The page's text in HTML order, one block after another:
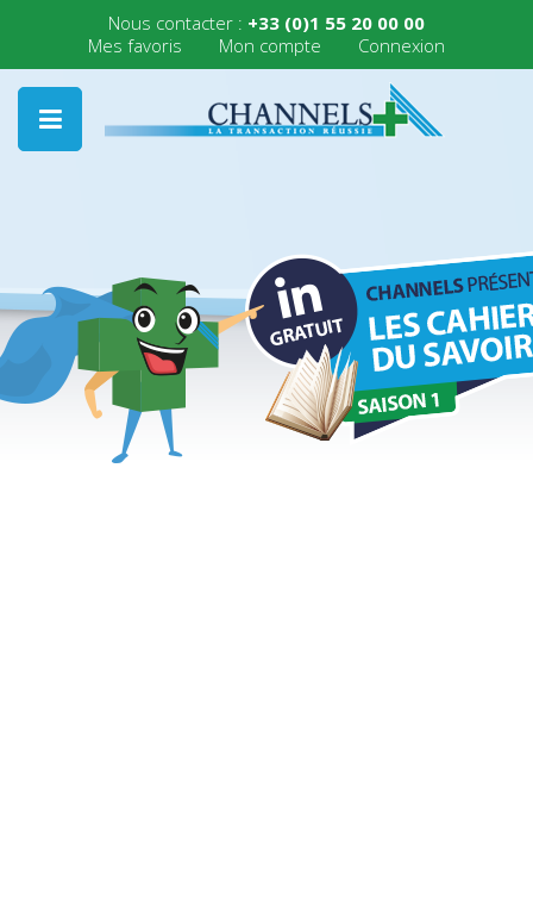
Nous contacter : +33 (0)1 55 20 00 00
Mes favoris
Mon compte Connexion